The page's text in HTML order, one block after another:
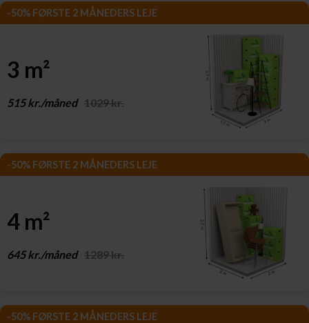
-50% FØRSTE 2 MÅNEDERS LEJE
3 m²
515 kr./måned 1029 kr.
-50% FØRSTE 2 MÅNEDERS LEJE
4 m²
645 kr./måned 1289 kr.
-50% FØRSTE 2 MÅNEDERS LEJE